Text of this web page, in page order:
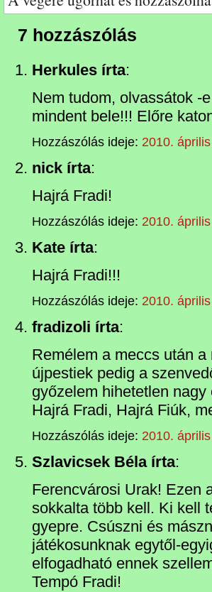
7 hozzászólás
Herkules írta:
Nem tudom, olvassátok -
mindent bele!!! Előre
Hozzászólás ideje: 2010.
nick írta:
Hajrá Fradi!
Hozzászólás ideje: 2010.
Kate írta:
Hajrá Fradi!!!
Hozzászólás ideje: 2010.
fradizoli írta:
Remélem a meccs után
újpestiek pedig a
győzelem hihetetlen
Hajrá Fradi, Hajrá Fiúk,
Hozzászólás ideje: 2010.
Szlavicsek Béla írta:
Ferencvárosi Urak! Ezen
sokkalta több kell. Ki kell
gyepre. Csúszni és
játékosunknak egytől-
elfogadható ennek
Tempó Fradi!